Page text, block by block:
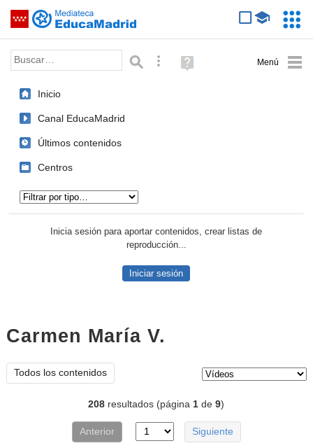
Saltar navegación
Palabra o frase: Búsqueda avanzada
Ayuda
(en
Inicio
Canal EducaMadrid
Últimos contenidos
Centros
Inicia sesión para aportar contenidos, crear listas de
reproducción...
Iniciar sesión
Carmen María V.
Todos los contenidos
208 resultados (página1 de9)
Anterior Siguiente